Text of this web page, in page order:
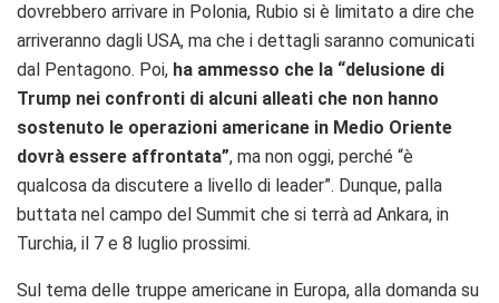
dovrebbero arrivare in Polonia, Rubio si è limitato a dire che
arriveranno dagli USA, ma che i dettagli saranno comunicati
dal Pentagono. Poi, ha ammesso che la “delusione di
Trump nei confronti di alcuni alleati che non hanno
sostenuto le operazioni americane in Medio Oriente
dovrà essere affrontata”, ma non oggi, perché “è
qualcosa da discutere a livello di leader”. Dunque, palla
buttata nel campo del Summit che si terrà ad Ankara, in
Turchia, il 7 e 8 luglio prossimi.
Sul tema delle truppe americane in Europa, alla domanda su